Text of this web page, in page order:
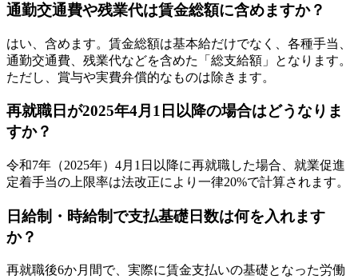
通勤交通費や残業代は賃金総額に含めますか？
はい、含めます。賃金総額は基本給だけでなく、各種手当、
通勤交通費、残業代などを含めた「総支給額」となります。
ただし、賞与や実費弁償的なものは除きます。
再就職日が2025年4月1日以降の場合はどうなりま
すか？
令和7年（2025年）4月1日以降に再就職した場合、就業促進
定着手当の上限率は法改正により一律20%で計算されます。
日給制・時給制で支払基礎日数は何を入れます
か？
再就職後6か月間で、実際に賃金支払いの基礎となった労働